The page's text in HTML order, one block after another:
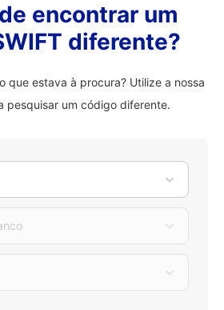
encontrar um
diferente?
que estava à procura? Utilize a nossa
pesquisar um código diferente.